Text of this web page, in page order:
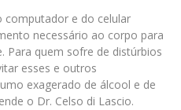
computador e do celular
necessário ao corpo para
Para quem sofre de distúrbios
esses e outros
exagerado de álcool e de
o Dr. Celso di Lascio.